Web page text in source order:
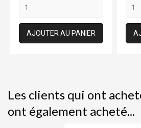
AJOUTER AU PANIER
Les clients qui ont
ont également acheté...